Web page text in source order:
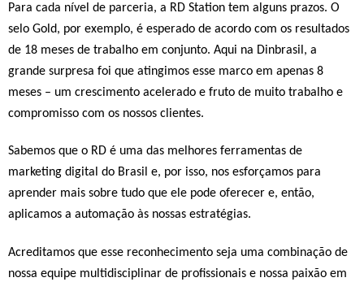
Para cada nível de parceria, a RD Station tem alguns prazos. O
selo Gold, por exemplo, é esperado de acordo com os resultados
de 18 meses de trabalho em conjunto. Aqui na Dinbrasil, a
grande surpresa foi que atingimos esse marco em apenas 8
meses – um crescimento acelerado e fruto de muito trabalho e
compromisso com os nossos clientes.
Sabemos que o RD é uma das melhores ferramentas de
marketing digital do Brasil e, por isso, nos esforçamos para
aprender mais sobre tudo que ele pode oferecer e, então,
aplicamos a automação às nossas estratégias.
Acreditamos que esse reconhecimento seja uma combinação de
nossa equipe multidisciplinar de profissionais e nossa paixão em